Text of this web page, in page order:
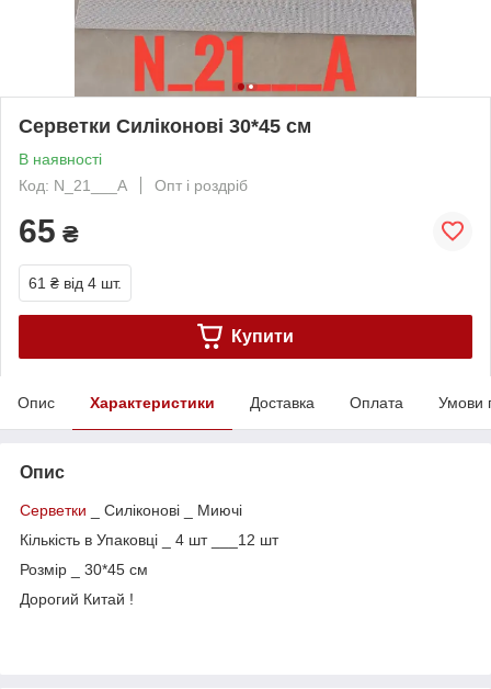
Серветки Силіконові 30*45 см
В наявності
Код: N_21___A
Опт і роздріб
65 ₴
61 ₴ від 4 шт.
Купити
Опис Характеристики Доставка Оплата Умови
Опис
Серветки _ Силіконові _ Миючі
Кількість в Упаковці _ 4 шт ___12 шт
Розмір _ 30*45 см
Дорогий Китай !